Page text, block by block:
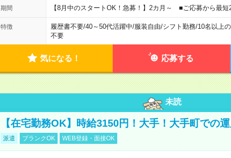
期間 【8月中のスタートOK！急募！】2カ月～ ■ご応募から最短
特徴 履歴書不要/40～50代活躍中/服装自由/シフト勤務/10名以上
不要
気になる！ 応募する
未読
【在宅勤務OK】時給3150円！大手！大手町での
派遣 ブランクOK WEB登録・面接OK